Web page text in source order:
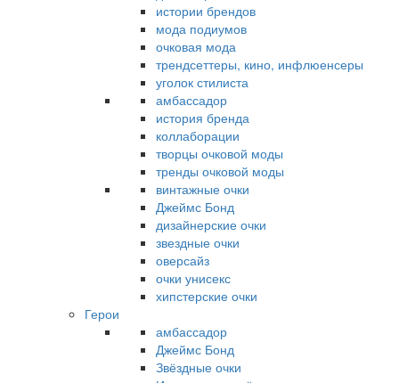
истории брендов
мода подиумов
очковая мода
трендсеттеры, кино, инфлюенсеры
уголок стилиста
амбассадор
история бренда
коллаборации
творцы очковой моды
тренды очковой моды
винтажные очки
Джеймс Бонд
дизайнерские очки
звездные очки
оверсайз
очки унисекс
хипстерские очки
Герои
амбассадор
Джеймс Бонд
Звёздные очки